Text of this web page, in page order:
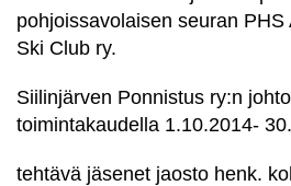
pohjoissavolaisen seuran
Ski Club ry.
Siilinjärven Ponnistus ry:n
toimintakaudella 1.10.2014-
tehtävä jäsenet jaosto henk.